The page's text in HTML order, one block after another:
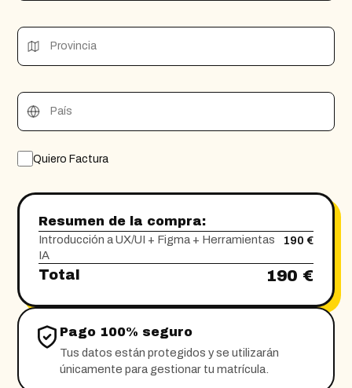
Provincia
País
Quiero Factura
Resumen de la compra:
Introducción a UX/UI + Figma + Herramientas
IA
190 €
Total 190 €
Pago 100% seguro
Tus datos están protegidos y se utilizarán
únicamente para gestionar tu matrícula.